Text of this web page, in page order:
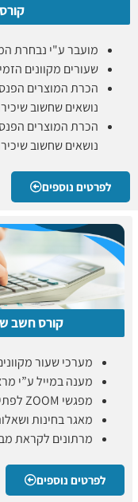
מועבר ע"י נבחרת
שעורים מקוונים
הכרת המוצרים
נושאים שחשוב
הכרת המוצרים
נושאים שחשוב
לפרטים נוספים
קורס חשב
מערכי שעור
מענה במייל ע”י
מפגשי ZOOM לפתירת מבחנים.
מאגר בחינות
מרתונים לקראת
לפרטים נוספים